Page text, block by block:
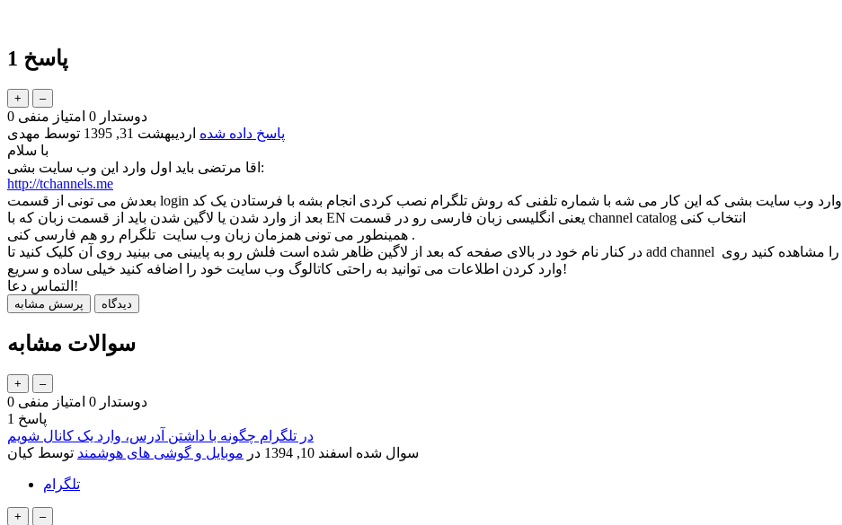
1 پاسخ
0 دوستدار 0 امتیاز منفی
پاسخ داده شده اردیبهشت 31, 1395 توسط مهدی
با سلام
اقا مرتضی باید اول وارد این وب سایت بشی:
http://tchannels.me
بعدش می تونی از قسمت login وارد وب سایت بشی که این کار می شه با شماره تلفنی که روش تلگرام نصب کردی انجام بشه با فرستادن یک کد
بعد از وارد شدن یا لاگین شدن باید از قسمت زبان که با EN یعنی انگلیسی زبان فارسی رو در قسمت channel catalog انتخاب کنی
همینطور می تونی همزمان زبان وب سایت تلگرام رو هم فارسی کنی .
در کنار نام خود در بالای صفحه که بعد از لاگین ظاهر شده است فلش رو به پایینی می بینید روی آن کلیک کنید تا add channel را مشاهده کنید روی add channel کلیک کنید اکنون وارد صفحه ای می شوید که با
وارد کردن اطلاعات می توانید به راحتی کاتالوگ وب سایت خود را اضافه کنید خیلی ساده و سریع!
التماس دعا!
سوالات مشابه
0 دوستدار 0 امتیاز منفی
1 پاسخ
در تلگرام چگونه با داشتن آدرس، وارد یک کانال شویم
سوال شده اسفند 10, 1394 در موبایل و گوشی های هوشمند توسط کیان
تلگرام